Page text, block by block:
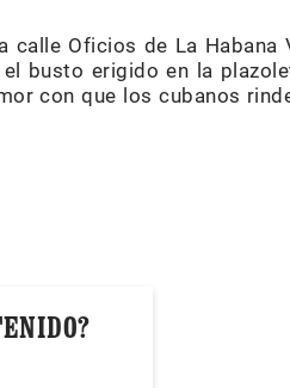
calle Oficios de La Habana
busto erigido en la
con que los cubanos